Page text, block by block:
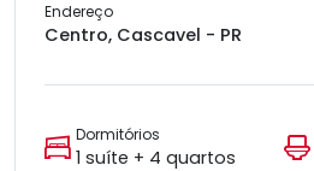
Endereço
Centro, Cascavel - PR
Dormitórios
1 suíte + 4 quartos